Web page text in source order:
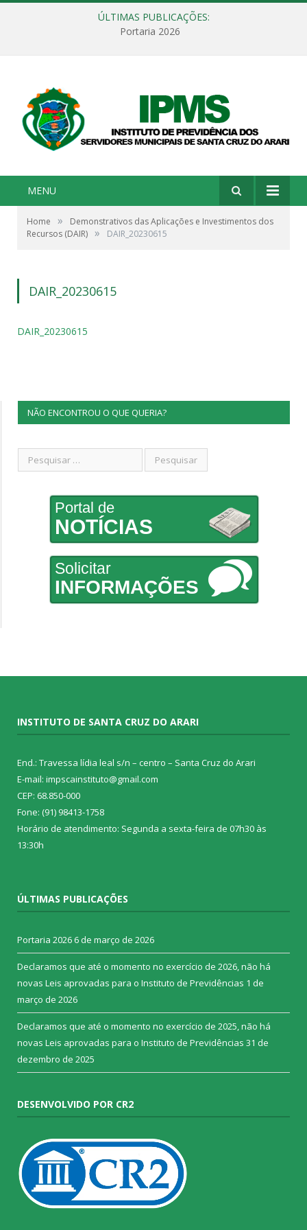
ÚLTIMAS PUBLICAÇÕES:
Portaria 2026
MENU
Home »
Demonstrativos das Aplicações e Investimentos dos
Recursos (DAIR) » DAIR_20230615
DAIR_20230615
DAIR_20230615
NÃO ENCONTROU O QUE QUERIA?
Portal de
NOTÍCIAS
Solicitar
INFORMAÇÕES
INSTITUTO DE SANTA CRUZ DO ARARI
End.: Travessa lídia leal s/n – centro – Santa Cruz do Arari
E-mail: impscainstituto@gmail.com
CEP: 68.850-000
Fone: (91) 98413-1758
Horário de atendimento: Segunda a sexta-feira de 07h30 às
13:30h
ÚLTIMAS PUBLICAÇÕES
Portaria 2026 6 de março de 2026
Declaramos que até o momento no exercício de 2026, não há
novas Leis aprovadas para o Instituto de Previdências 1 de
março de 2026
Declaramos que até o momento no exercício de 2025, não há
novas Leis aprovadas para o Instituto de Previdências 31 de
dezembro de 2025
DESENVOLVIDO POR CR2